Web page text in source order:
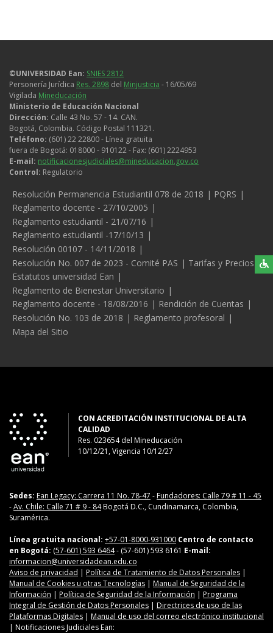
©UNIVERSIDAD Ean: SNIES 2812
Personería Jurídica Res. 2898 del Minjusticia - 16/05/69
Vigilada Mineducación
Ministerio de Educación Nacional
Dirección: Calle 43 No. 57 - 14. CAN.
Bogotá, Colombia. Código Postal 111321.
Teléfono: (601) 22 22800 - Línea gratuita
fuera de Bogotá: 018000 - 910122 - Fax: (601) 2224953
E-mail: notificacionesjudiciales@mineducacion.gov.co
Control: Regulatorio
Legales
Resolución Permanencia Estudiantil 078 de 2018
PQRS
Reglamento docente - 27/10/2005
Reglamento estudiantil - 21/07/16
Reglamento estudiantil -17/10/13
Resolución 00107 - 14/11/2018
Resolución No. 007 de 2023 - Comité PAS
Tarifas y Precios
Estatutos universidad Ean
Reglamento de Bienestar Universitario
Reglamento docente - 18/08/2016
Rendición de Cuentas
Resolución No. 103 de 2018
Reglamento profesoral
Mapa del Sitio
CON ACREDITACIÓN INSTITUCIONAL DE ALTA
CALIDAD
Res. 023654del Mineducación
10/12/21, Vigencia 10/12/27
Sedes: Ean Legacy: Carrera 11 No. 78-47 -Fundadores: Calle 79 # 11 - 45
-Av. Chile: Calle 71 # 9 - 84Bogotá D.C., Cundinamarca, Colombia,
Suramérica.
Línea gratuita nacional: +57-01-8000-931000 Centro de contacto
en Bogotá: (57-601) 593 6464- (57-601) 593 6161 E-mail:
informacion@universidadean.edu.co
Aviso de privacidad
Política de Tratamiento de Datos Personales
Manual de Cookies u otras Tecnologías
Manual de Seguridad de la
Información
Política de Seguridad de la Información
Programa
Integral de Gestión de Datos Personales
Directrices de uso de las
Plataformas Digitales
Manual de uso del correo electrónico institucional
| Notificaciones Judiciales Ean: